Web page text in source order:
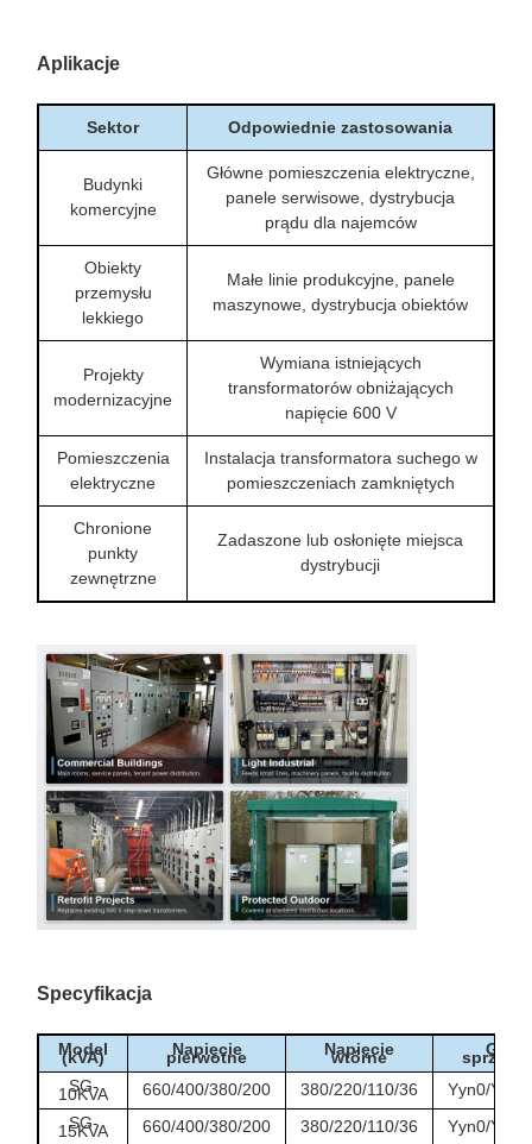
Aplikacje
Sektor Odpowiednie zastosowania
Budynki
komercyjne
Główne pomieszczenia elektryczne,
panele serwisowe, dystrybucja
prądu dla najemców
Obiekty
przemysłu
lekkiego
Małe linie produkcyjne, panele
maszynowe, dystrybucja obiektów
Projekty
modernizacyjne
Wymiana istniejących
transformatorów obniżających
napięcie 600 V
Pomieszczenia
elektryczne
Instalacja transformatora suchego w
pomieszczeniach zamkniętych
Chronione
punkty
zewnętrzne
Zadaszone lub osłonięte miejsca
dystrybucji
Specyfikacja
Model
(kVA) Napięcie
pierwotne Napięcie
wtórne
SG-
10KVA 660/400/380/200 380/220/110/36
Yyn0/Y/d/
SG-
15KVA 660/400/380/200 380/220/110/36 Yyn0/Y/d/